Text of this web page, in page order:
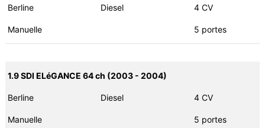
Berline Diesel 4 CV
Manuelle 5 portes
1.9 SDI ELéGANCE 64 ch (2003 - 2004)
Berline Diesel 4 CV
Manuelle 5 portes